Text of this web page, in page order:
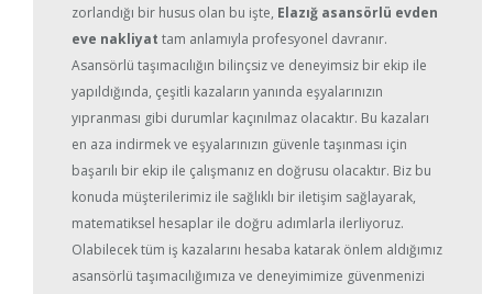
zorlandığı bir husus olan bu işte, Elazığ asansörlü evden
eve nakliyat tam anlamıyla profesyonel davranır.
Asansörlü taşımacılığın bilinçsiz ve deneyimsiz bir ekip ile
yapıldığında, çeşitli kazaların yanında eşyalarınızın
yıpranması gibi durumlar kaçınılmaz olacaktır. Bu kazaları
en aza indirmek ve eşyalarınızın güvenle taşınması için
başarılı bir ekip ile çalışmanız en doğrusu olacaktır. Biz bu
konuda müşterilerimiz ile sağlıklı bir iletişim sağlayarak,
matematiksel hesaplar ile doğru adımlarla ilerliyoruz.
Olabilecek tüm iş kazalarını hesaba katarak önlem aldığımız
asansörlü taşımacılığımıza ve deneyimimize güvenmenizi